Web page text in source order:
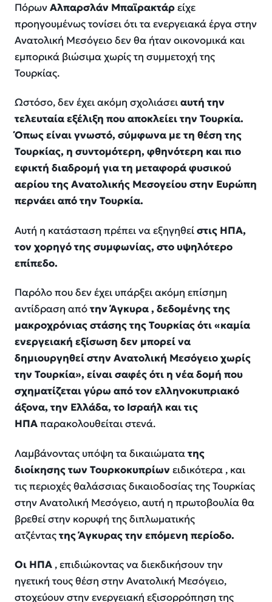
ΠόρωνΑλπαρσλάν Μπαϊρακτάρείχε
προηγουμένως τονίσει ότι τα ενεργειακά έργα στην
Ανατολική Μεσόγειο δεν θα ήταν οικονομικά και
εμπορικά βιώσιμα χωρίς τη συμμετοχή της
Τουρκίας.
Ωστόσο, δεν έχει ακόμη σχολιάσειαυτή την
τελευταία εξέλιξη που αποκλείει την Τουρκία.
Όπως είναι γνωστό, σύμφωνα με τη θέση της
Τουρκίας, η συντομότερη, φθηνότερη και πιο
εφικτή διαδρομή για τη μεταφορά φυσικού
αερίου της Ανατολικής Μεσογείου στην Ευρώπη
περνάει από την Τουρκία.
Αυτή η κατάσταση πρέπει να εξηγηθείστις ΗΠΑ,
τον χορηγό της συμφωνίας, στο υψηλότερο
επίπεδο.
Παρόλο που δεν έχει υπάρξει ακόμη επίσημη
αντίδραση απότην Άγκυρα , δεδομένης της
μακροχρόνιας στάσης της Τουρκίας ότι «καμία
ενεργειακή εξίσωση δεν μπορεί να
δημιουργηθεί στην Ανατολική Μεσόγειο χωρίς
την Τουρκία», είναι σαφές ότι η νέα δομή που
σχηματίζεται γύρω από τον ελληνοκυπριακό
άξονα, την Ελλάδα, το Ισραήλ και τις
ΗΠΑπαρακολουθείται στενά.
Λαμβάνοντας υπόψη τα δικαιώματατης
διοίκησης των Τουρκοκυπρίωνειδικότερα , και
τις περιοχές θαλάσσιας δικαιοδοσίας της Τουρκίας
στην Ανατολική Μεσόγειο, αυτή η πρωτοβουλία θα
βρεθεί στην κορυφή της διπλωματικής
ατζένταςτης Άγκυρας την επόμενη περίοδο.
Οι ΗΠΑ , επιδιώκοντας να διεκδικήσουν την
ηγετική τους θέση στην Ανατολική Μεσόγειο,
στοχεύουν στην ενεργειακή εξισορρόπηση της